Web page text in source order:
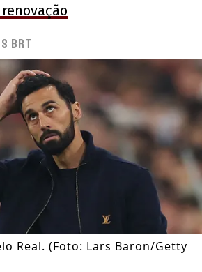
BRT
Real. (Foto: Lars Baron/Getty